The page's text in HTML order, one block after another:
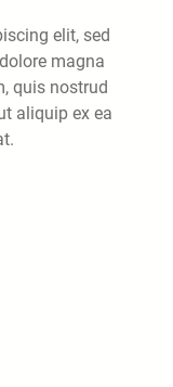
elit, sed
magna
quis nostrud
aliquip ex ea